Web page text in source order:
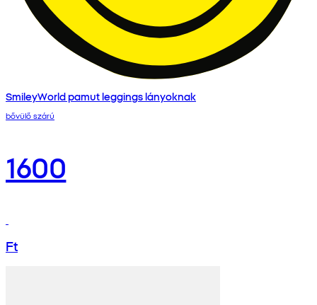
SmileyWorld pamut leggings lányoknak
bővülő szárú
1600
Ft